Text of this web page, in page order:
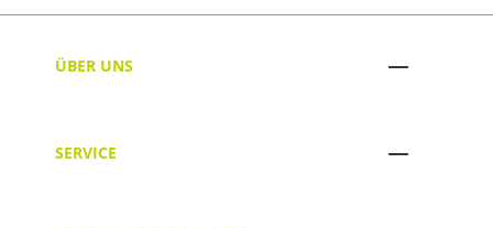
ÜBER UNS
SERVICE